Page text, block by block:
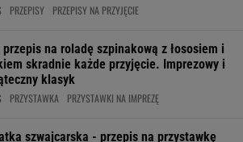
PRZEPISY PRZEPISY NA PRZYJĘCIE
przepis na roladę szpinakową z łososiem i
skradnie każde przyjęcie. Imprezowy i
klasyk
PRZYSTAWKA PRZYSTAWKI NA IMPREZĘ
szwajcarska - przepis na przystawkę